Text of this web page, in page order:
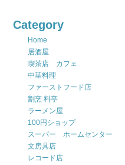
Category
Home
居酒屋
喫茶店 カフェ
中華料理
ファーストフード店
割烹 料亭
ラーメン屋
100円ショップ
スーパー ホームセンター
文房具店
レコード店